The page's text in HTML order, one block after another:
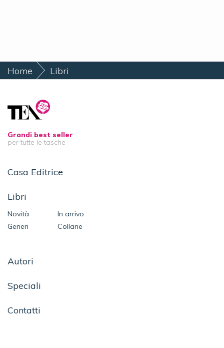
Home
Libri
Grandi best seller
per tutte le tasche
Casa Editrice
Libri
Novità
In arrivo
Generi
Collane
Autori
Speciali
Contatti